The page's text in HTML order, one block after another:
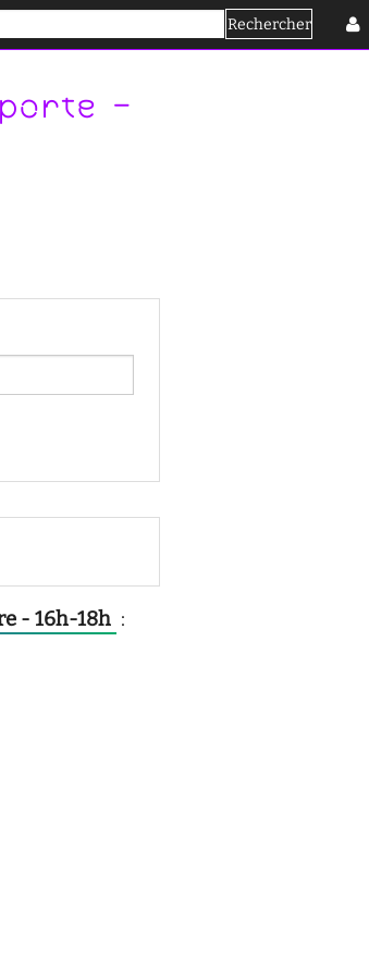
Rechercher
-
- 16h-18h :